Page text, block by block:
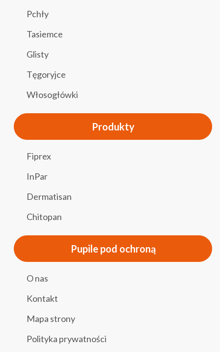
Pchły
Tasiemce
Glisty
Tęgoryjce
Włosogłówki
Produkty
Fiprex
InPar
Dermatisan
Chitopan
Pupile pod ochroną
O nas
Kontakt
Mapa strony
Polityka prywatności